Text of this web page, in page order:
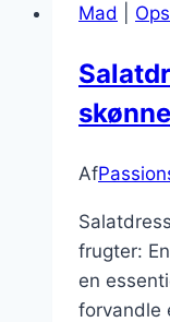
Mad
Af
frugter:
en
forvandle